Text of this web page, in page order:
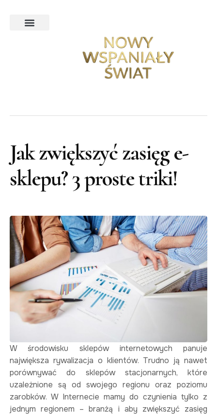
Jak zwiększyć zasięg e-
sklepu? 3 proste triki!
W środowisku sklepów internetowych panuje
największa rywalizacja o klientów. Trudno ją nawet
porównywać do sklepów stacjonarnych, które
uzależnione są od swojego regionu oraz poziomu
zarobków. W Internecie mamy do czynienia tylko z
jednym regionem – branżą i aby zwiększyć zasięg